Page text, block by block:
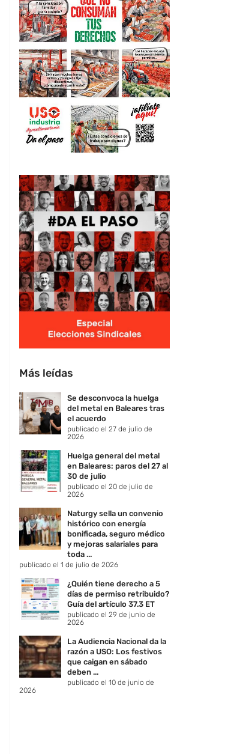
Más leídas
Se desconvoca la huelga
del metal en Baleares tras
el acuerdo
publicado el 27 de julio de
2026
Huelga general del metal
en Baleares: paros del 27 al
30 de julio
publicado el 20 de julio de
2026
Naturgy sella un convenio
histórico con energía
bonificada, seguro médico
y mejoras salariales para
toda ...
publicado el 1 de julio de 2026
¿Quién tiene derecho a 5
días de permiso retribuido?
Guía del artículo 37.3 ET
publicado el 29 de junio de
2026
La Audiencia Nacional da la
razón a USO: Los festivos
que caigan en sábado
deben ...
publicado el 10 de junio de
2026